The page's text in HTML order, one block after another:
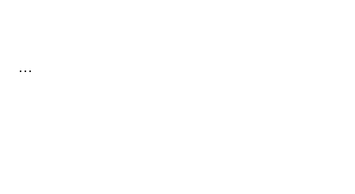
…